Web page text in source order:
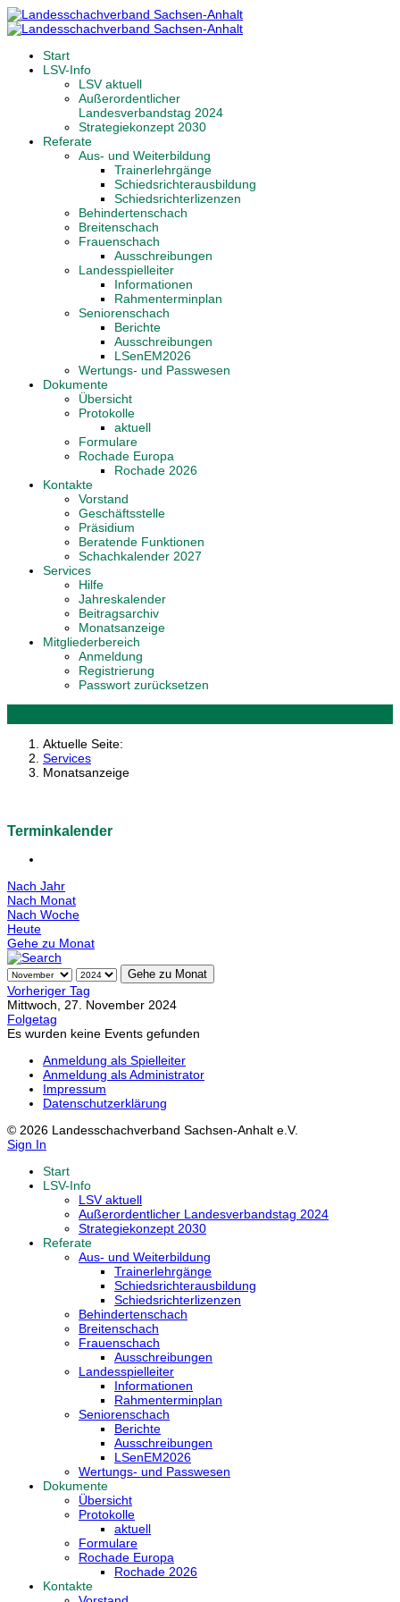
Start
LSV-Info
LSV aktuell
Außerordentlicher
Landesverbandstag 2024
Strategiekonzept 2030
Referate
Aus- und Weiterbildung
Trainerlehrgänge
Schiedsrichterausbildung
Schiedsrichterlizenzen
Behindertenschach
Breitenschach
Frauenschach
Ausschreibungen
Landesspielleiter
Informationen
Rahmenterminplan
Seniorenschach
Berichte
Ausschreibungen
LSenEM2026
Wertungs- und Passwesen
Dokumente
Übersicht
Protokolle
aktuell
Formulare
Rochade Europa
Rochade 2026
Kontakte
Vorstand
Geschäftsstelle
Präsidium
Beratende Funktionen
Schachkalender 2027
Services
Hilfe
Jahreskalender
Beitragsarchiv
Monatsanzeige
Mitgliederbereich
Anmeldung
Registrierung
Passwort zurücksetzen
Aktuelle Seite:
Services
Monatsanzeige
Terminkalender
Nach Jahr
Nach Monat
Nach Woche
Heute
Gehe zu Monat
Gehe zu Monat
Vorheriger Tag
Mittwoch, 27. November 2024
Folgetag
Es wurden keine Events gefunden
Anmeldung als Spielleiter
Anmeldung als Administrator
Impressum
Datenschutzerklärung
© 2026 Landesschachverband Sachsen-Anhalt e.V.
Sign In
Start
LSV-Info
LSV aktuell
Außerordentlicher Landesverbandstag 2024
Strategiekonzept 2030
Referate
Aus- und Weiterbildung
Trainerlehrgänge
Schiedsrichterausbildung
Schiedsrichterlizenzen
Behindertenschach
Breitenschach
Frauenschach
Ausschreibungen
Landesspielleiter
Informationen
Rahmenterminplan
Seniorenschach
Berichte
Ausschreibungen
LSenEM2026
Wertungs- und Passwesen
Dokumente
Übersicht
Protokolle
aktuell
Formulare
Rochade Europa
Rochade 2026
Kontakte